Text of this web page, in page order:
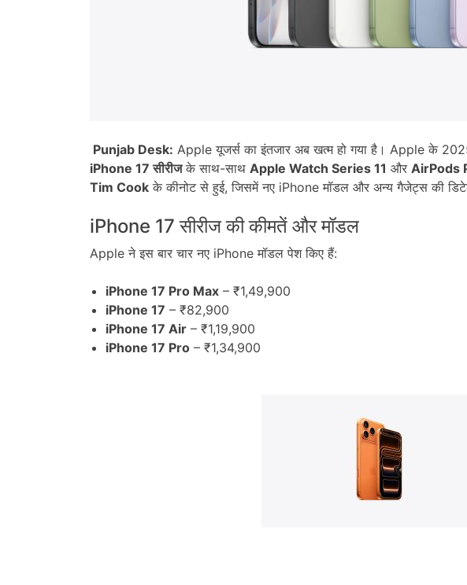
Punjab Desk: Apple यूजर्स का इंतजार अब खत्म हो गया है। Apple के
iPhone 17 सीरीजके साथ-साथ Apple Watch Series 11 और AirPods
Tim Cook के कीनोट से हुई, जिसमें नए iPhone मॉडल और अन्य गैजेट्स की
iPhone 17 सीरीज की कीमतें और मॉडल
Apple ने इस बार चार नए iPhone मॉडल पेश किए हैं:
iPhone 17 Pro Max – ₹1,49,900
iPhone 17 – ₹82,900
iPhone 17 Air – ₹1,19,900
iPhone 17 Pro – ₹1,34,900